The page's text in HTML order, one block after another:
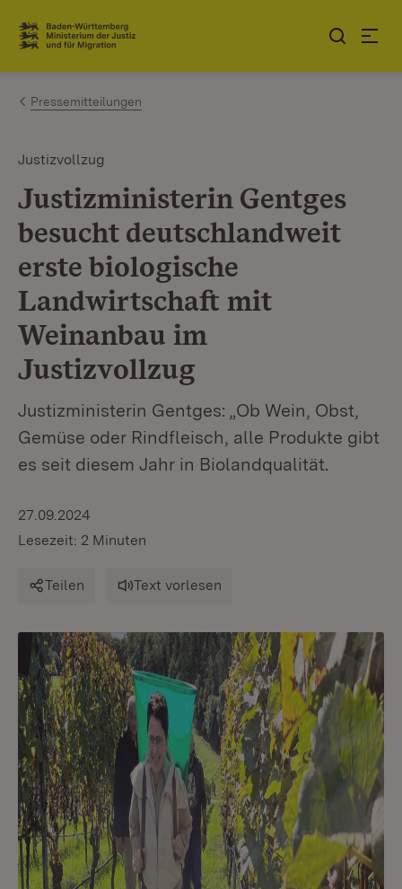
Zum Inhalt springen
Link zur Startseite
Pressemitteilungen
Justizvollzug
Justizministerin Gentges
besucht deutschlandweit
erste biologische
Landwirtschaft mit
Weinanbau im
Justizvollzug
Justizministerin Gentges: „Ob Wein, Obst,
Gemüse oder Rindfleisch, alle Produkte gibt
es seit diesem Jahr in Biolandqualität.
27.09.2024
Lesezeit: 2 Minuten
Teilen Text vorlesen